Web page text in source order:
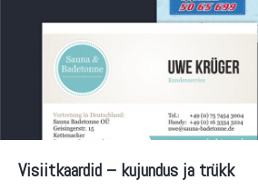
Visiitkaardid – kujundus ja trükk